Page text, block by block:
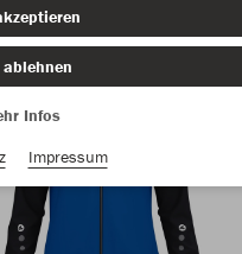
Infos
Impressum